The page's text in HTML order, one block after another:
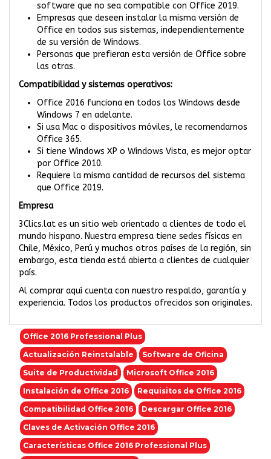
software que no sea compatible con Office 2019.
Empresas que deseen instalar la misma versión de
Office en todos sus sistemas, independientemente
de su versión de Windows.
Personas que prefieran esta versión de Office sobre
las otras.
Compatibilidad y sistemas operativos:
Office 2016 funciona en todos los Windows desde
Windows 7 en adelante.
Si usa Mac o dispositivos móviles, le recomendamos
Office 365.
Si tiene Windows XP o Windows Vista, es mejor optar
por Office 2010.
Requiere la misma cantidad de recursos del sistema
que Office 2019.
Empresa
3Clics.lat es un sitio web orientado a clientes de todo el
mundo hispano. Nuestra empresa tiene sedes físicas en
Chile, México, Perú y muchos otros países de la región, sin
embargo, esta tienda está abierta a clientes de cualquier
país.
Al comprar aquí cuenta con nuestro respaldo, garantía y
experiencia. Todos los productos ofrecidos son originales.
Office 2016 Professional Plus
Actualización Reinstalable
Software de Oficina
Suite de Productividad
Microsoft Office 2016
Instalación de Office 2016
Requisitos de Office 2016
Compatibilidad Office 2016
Descargar Office 2016
Claves de Activación Office 2016
Características Office 2016 Professional Plus